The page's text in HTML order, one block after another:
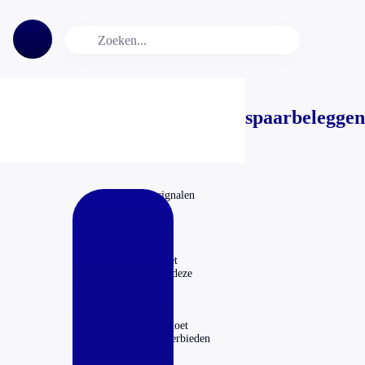
spaarbeleggen
Steeds meer signalen
Hoe begin je met
beleggen? Volg deze
CPB: Kabinet moet
cryptomunten verbieden